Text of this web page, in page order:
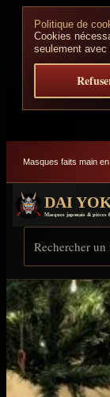
Politique de
Cookies
seulement avec
Aller au
Masques faits main
DAI
Masques japonais & pièces